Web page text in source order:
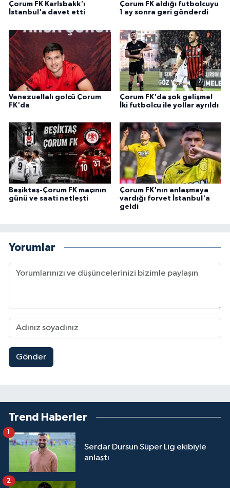
Çorum FK Karlsbakk'ı
İstanbul'a davet etti
Çorum FK aldığı futbolcuyu
1 ay sonra geri gönderdi
Venezuellalı golcü Çorum
FK'da
Çorum FK'da şok gelişme!
İki futbolcu ile yollar ayrıldı
Beşiktaş-Çorum FK maçının
günü ve saati netleşti
Çorum FK'nın anlaşmaya
vardığı forvet İstanbul'a
geldi
Yorumlar
Gönder
Trend Haberler
Serdar Dursun Süper Lig ekibiyle
anlaştı
2